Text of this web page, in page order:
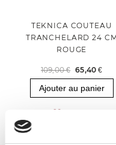
TEKNICA COUTEAU
TRANCHELARD 24 CM
ROUGE
109,00 € 65,40 €
Ajouter au panier